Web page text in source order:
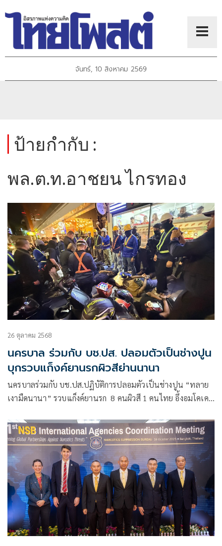
จันทร์, 10 สิงหาคม 2569
ป้ายกำกับ :
พล.ต.ท.อาชยน ไกรทอง
26 ตุลาคม 2568
นครบาล ร่วมกับ บช.ปส. ปลอมตัวเป็นช่างปูน
บุกรวบแก็งค์ยานรกผิวสีย่านนานา
นครบาลร่วมกับ บช.ปส.ปฏิบัติการปลอมตัวเป็นช่างปูน “ทลาย
เงามืดนานา” รวบแก็งค์ยานรก 8 คนผิวสี 1 คนไทย อึ้งอมโคเคน